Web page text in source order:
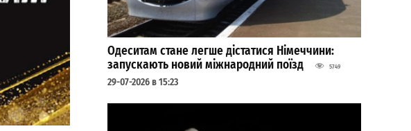
Одеситам стане легше дістатися Німеччини:
запускають новий міжнародний поїзд
5749
29-07-2026 в 15:23